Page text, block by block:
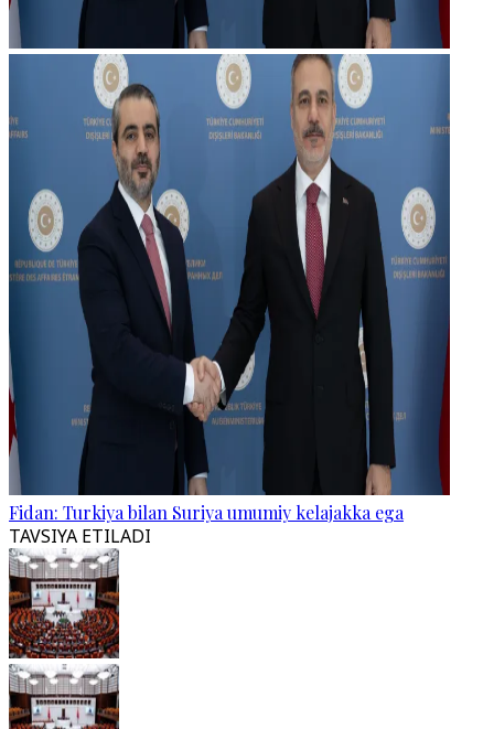
Fidan: Turkiya bilan Suriya umumiy kelajakka ega
TAVSIYA ETILADI